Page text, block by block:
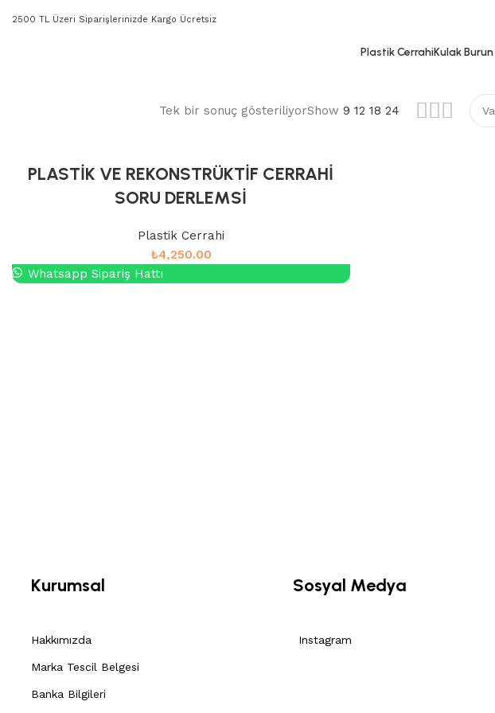
2500 TL Üzeri Siparişlerinizde Kargo Ücretsiz
Plastik CerrahiKulak
Tek bir sonuç gösteriliyorShow9121824
PLASTİK VE REKONSTRÜKTİF CERRAHİ
SORU DERLEMSİ
Plastik Cerrahi
₺4,250.00
Whatsapp Sipariş Hattı
Kurumsal
Hakkımızda
Marka Tescil Belgesi
Banka Bilgileri
Sosyal Medya
Instagram